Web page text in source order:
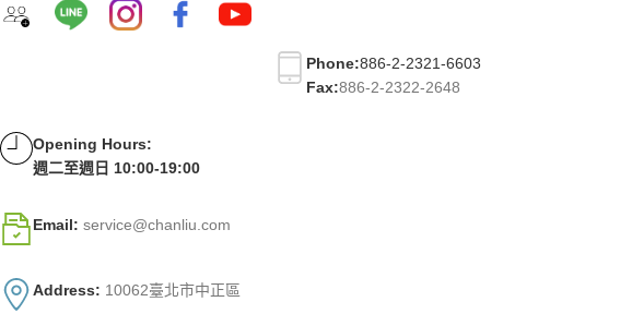
Phone:886-2-2321-6603
Fax:886-2-2322-2648
Opening Hours:
週二至週日 10:00-19:00
Email: service@chanliu.com
Address: 10062臺北市中正區